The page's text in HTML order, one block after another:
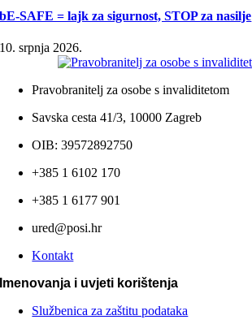
bE-SAFE = lajk za sigurnost, STOP za nasilje
10. srpnja 2026.
Pravobranitelj za osobe s invaliditetom
Savska cesta 41/3, 10000 Zagreb
OIB: 39572892750
+385 1 6102 170
+385 1 6177 901
ured@posi.hr
Kontakt
Imenovanja i uvjeti korištenja
Službenica za zaštitu podataka